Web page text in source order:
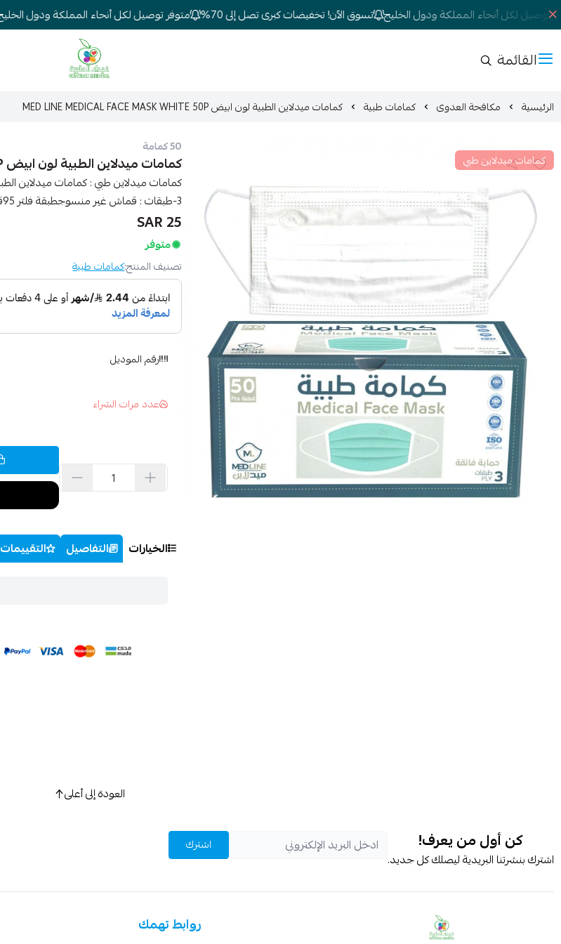
توصيل لكل أنحاء المملكة ودول الخليج تسوق الآن! تخفيضات كبرى تصل إلى 70% متوفر توصيل لكل أنحاء المملكة ودول الخليج
القائمة شركة غيداء المتطورة الطبية
الرئيسية مكافحة العدوى كمامات طبية كمامات ميدلاين الطبية لون ابيض MED LINE MEDICAL FACE MASK WHITE 50P
كمامات ميدلاين طبي
50 كمامة
كمامات ميدلاين الطبية لون ابيض MED LINE MEDICAL FACE MASK WHITE 50P
-3طبقات : قماش غير منسوجطبقة فلتر 95قما...
25 SAR
متوفر
تصنيف المنتج:كمامات طبية
رقم الموديل
عدد مرات الشراء
الخيارات التفاصيل التقييمات
العودة إلى أعلى
كن أول من يعرف!
اشترك بنشرتنا البريدية ليصلك كل جديد.
اشترك
روابط تهمك